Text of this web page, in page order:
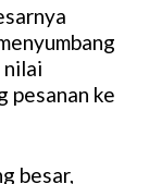
nilai
pesanan ke
besar,